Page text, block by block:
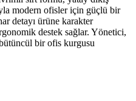
modern ofisler için güçlü bir
detayı ürüne karakter
destek sağlar. Yönetici,
bir ofis kurgusu